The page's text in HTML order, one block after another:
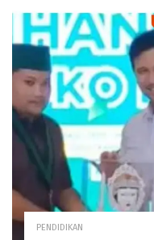
PENDIDIKAN